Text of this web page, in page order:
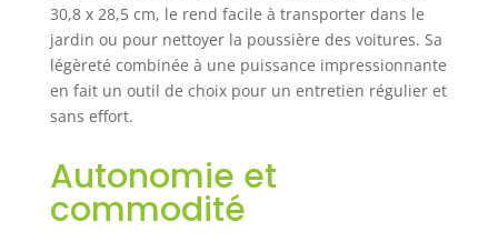
30,8 x 28,5 cm, le rend facile à transporter dans le
jardin ou pour nettoyer la poussière des voitures. Sa
légèreté combinée à une puissance impressionnante
en fait un outil de choix pour un entretien régulier et
sans effort.
Autonomie et
commodité